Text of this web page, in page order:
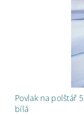
Povlak na polštář
bílá